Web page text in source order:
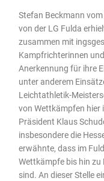
Stefan Beckmann
von der LG Fulda
zusammen mit
Kampfrichterinnen
Anerkennung für ihre
unter anderem
Leichtathletik-
von Wettkämpfen hier
Präsident Klaus
insbesondere die
erwähnte, dass im
Wettkämpfe bis hin
sind. An dieser Stelle